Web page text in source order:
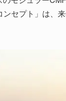
セプト」は、